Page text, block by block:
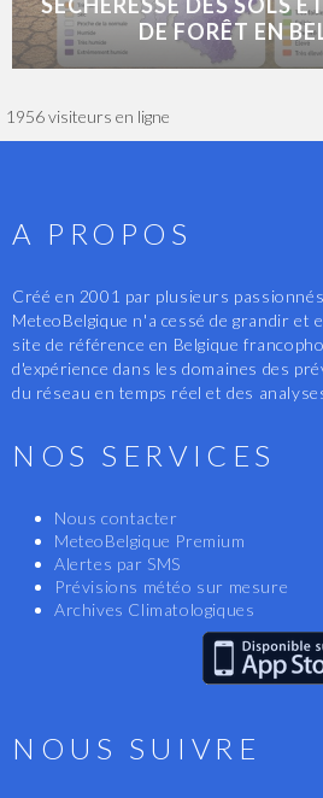
DE FORÊT EN
1956 visiteurs en ligne
A PROPOS
Créé en 2001 par plusieurs
MeteoBelgique n'a cessé de grandir et
site de référence en Belgique
d'expérience dans les domaines des
du réseau en temps réel et des
NOS SERVICES
Nous contacter
MeteoBelgique Premium
Alertes par SMS
Prévisions météo sur mesure
Archives Climatologiques
NOUS SUIVRE